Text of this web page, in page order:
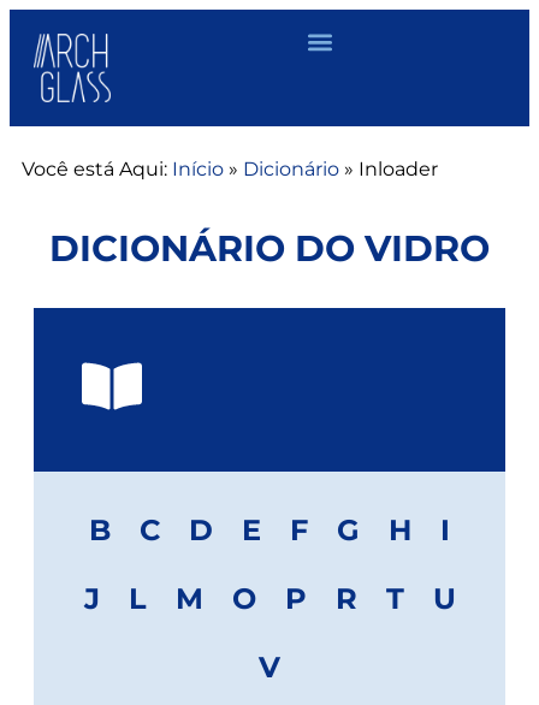
Você está Aqui: Início » Dicionário » Inloader
DICIONÁRIO DO VIDRO
B C D E F G H
I
J
L M O P R T
U
V